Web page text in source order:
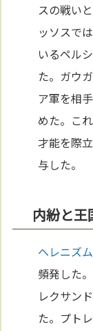
スの戦い
ッソスで
いるペル
た。ガウ
ア軍を相
めた。こ
才能を際立
与した。
内紛と王
ヘレニズム
頻発した
レクサン
た。プト